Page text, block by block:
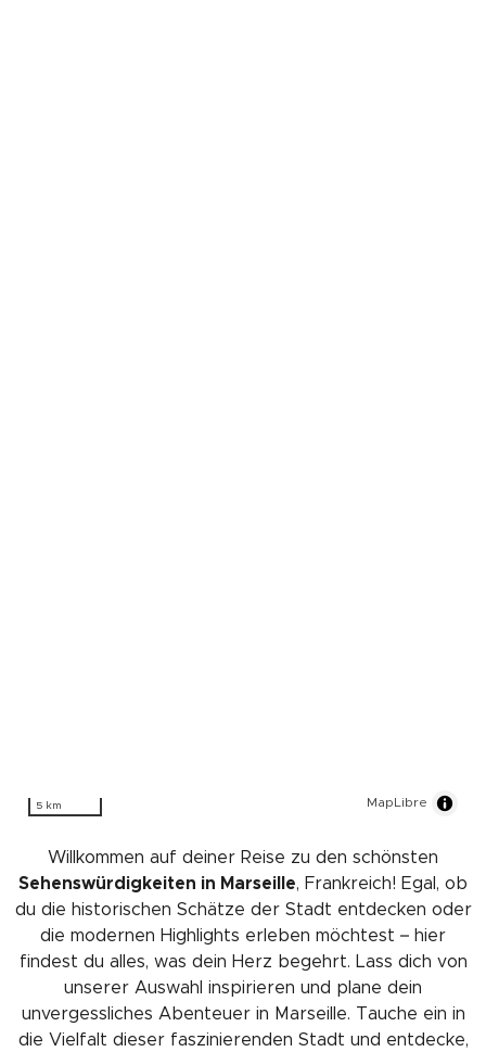
5 km MapLibre
Willkommen auf deiner Reise zu den schönsten
Sehenswürdigkeiten in Marseille, Frankreich! Egal, ob
du die historischen Schätze der Stadt entdecken oder
die modernen Highlights erleben möchtest – hier
findest du alles, was dein Herz begehrt. Lass dich von
unserer Auswahl inspirieren und plane dein
unvergessliches Abenteuer in Marseille. Tauche ein in
die Vielfalt dieser faszinierenden Stadt und entdecke,